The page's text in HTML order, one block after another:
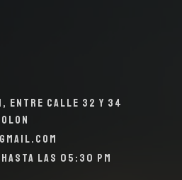
entre calle 32 y 34
hasta las 05:30 PM